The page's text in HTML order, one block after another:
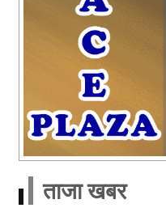
ताजा खबर